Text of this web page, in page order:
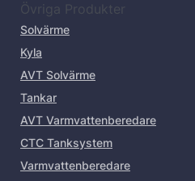
Övriga Produkter
Solvärme
Kyla
AVT Solvärme
Tankar
AVT Varmvattenberedare
CTC Tanksystem
Varmvattenberedare